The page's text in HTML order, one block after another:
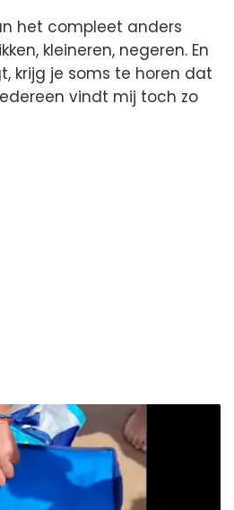
het compleet anders
kleineren, negeren. En
krijg je soms te horen dat
vindt mij toch zo